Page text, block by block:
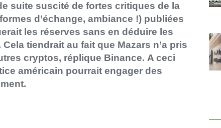
suite suscité de fortes critiques de la
d’échange, ambiance !) publiées
les réserves sans en déduire les
tiendrait au fait que Mazars n’a pris
cryptos, réplique Binance. A ceci
américain pourrait engager des